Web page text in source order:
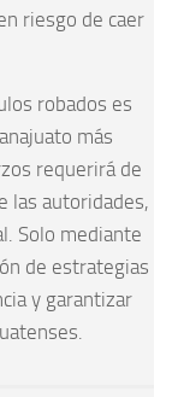
riesgo de caer
robados es
más
requerirá de
las autoridades,
Solo mediante
de estrategias
y garantizar